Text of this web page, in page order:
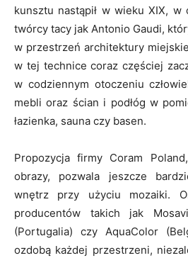
kunsztu nastąpił w wieku XIX, w
twórcy tacy jak Antonio Gaudi,
w przestrzeń architektury
w tej technice coraz częściej
w codziennym otoczeniu
mebli oraz ścian i podłóg w
łazienka, sauna czy basen.
Propozycja firmy Coram
obrazy, pozwala jeszcze
wnętrz przy użyciu mozaiki.
producentów takich jak
(Portugalia) czy AquaColor
ozdobą każdej przestrzeni,